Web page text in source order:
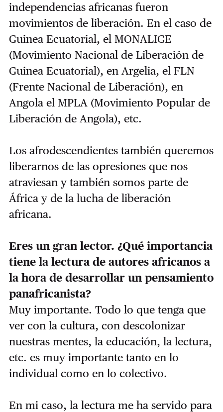
independencias africanas fueron
movimientos de liberación. En el caso de
Guinea Ecuatorial, el MONALIGE
(Movimiento Nacional de Liberación de
Guinea Ecuatorial), en Argelia, el FLN
(Frente Nacional de Liberación), en
Angola el MPLA (Movimiento Popular de
Liberación de Angola), etc.
Los afrodescendientes también queremos
liberarnos de las opresiones que nos
atraviesan y también somos parte de
África y de la lucha de liberación
africana.
Eres un gran lector. ¿Qué importancia
tiene la lectura de autores africanos a
la hora de desarrollar un pensamiento
panafricanista?
Muy importante. Todo lo que tenga que
ver con la cultura, con descolonizar
nuestras mentes, la educación, la lectura,
etc. es muy importante tanto en lo
individual como en lo colectivo.
En mi caso, la lectura me ha servido para